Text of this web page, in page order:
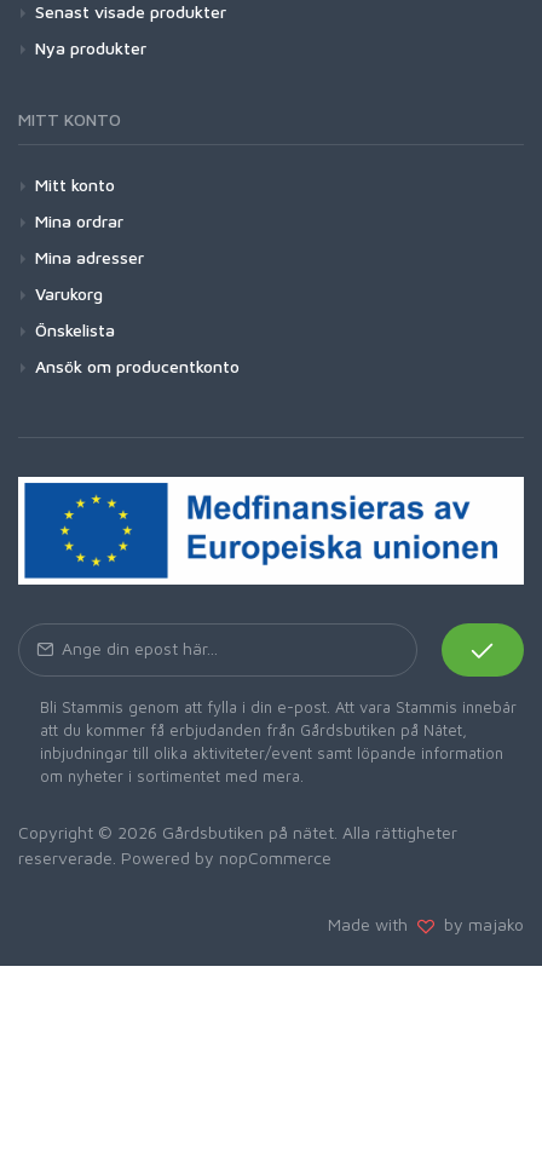
Senast visade produkter
Nya produkter
MITT KONTO
Mitt konto
Mina ordrar
Mina adresser
Varukorg
Önskelista
Ansök om producentkonto
Bli Stammis genom att fylla i din e-post. Att vara Stammis innebär
att du kommer få erbjudanden från Gårdsbutiken på Nätet,
inbjudningar till olika aktiviteter/event samt löpande information
om nyheter i sortimentet med mera.
Copyright © 2026 Gårdsbutiken på nätet. Alla rättigheter
reserverade. Powered by nopCommerce
Made with by majako